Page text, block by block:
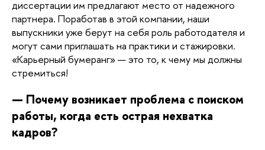
диссертации им предлагают место от надежного
партнера. Поработав в этой компании, наши
выпускники уже берут на себя роль работодателя и
могут сами приглашать на практики и стажировки.
«Карьерный бумеранг» — это то, к чему мы должны
стремиться!
— Почему возникает проблема с поиском
работы, когда есть острая нехватка
кадров?